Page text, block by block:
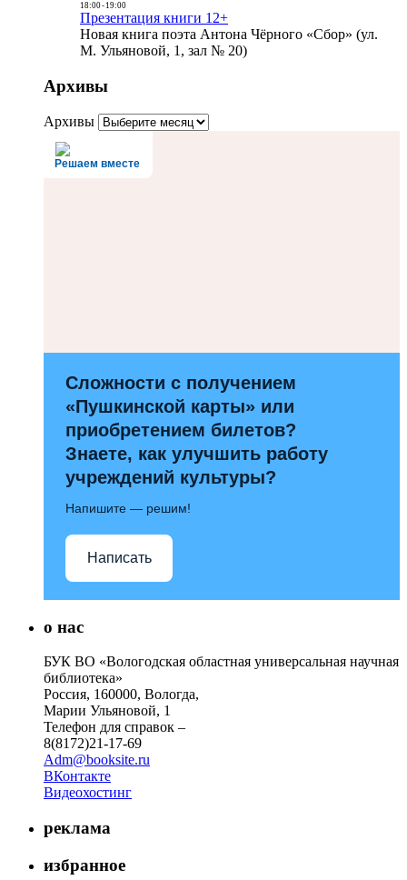
18:00- 19:00
Презентация книги 12+
Новая книга поэта Антона Чёрного «Сбор» (ул.
М. Ульяновой, 1, зал № 20)
Архивы
Архивы
Решаем вместе
Сложности с получением
«Пушкинской карты» или
приобретением билетов?
Знаете, как улучшить работу
учреждений культуры?
Напишите — решим!
Написать
о нас
БУК ВО «Вологодская областная универсальная научная
библиотека»
Россия, 160000, Вологда,
Марии Ульяновой, 1
Телефон для справок –
8(8172)21-17-69
Adm@booksite.ru
ВКонтакте
Видеохостинг
реклама
избранное